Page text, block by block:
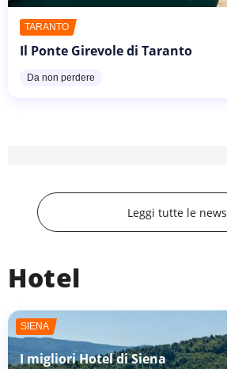
TARANTO
Il Ponte Girevole di Taranto
Da non perdere
Leggi tutte le news
Hotel
SIENA
I migliori Hotel di Siena